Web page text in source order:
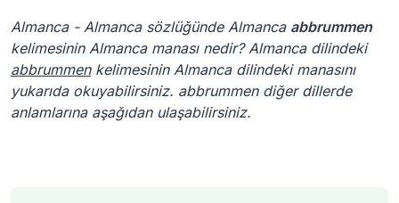
Almanca - Almanca sözlüğünde Almanca abbrummen
kelimesinin Almanca manası nedir? Almanca dilindeki
abbrummenkelimesinin Almanca dilindeki manasını
yukarıda okuyabilirsiniz. abbrummen diğer dillerde
anlamlarına aşağıdan ulaşabilirsiniz.